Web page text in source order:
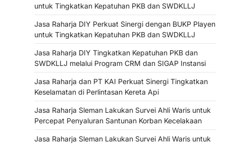
untuk Tingkatkan Kepatuhan PKB dan SWDKLLJ
Jasa Raharja DIY Perkuat Sinergi dengan BUKP Playen
untuk Tingkatkan Kepatuhan PKB dan SWDKLLJ
Jasa Raharja DIY Tingkatkan Kepatuhan PKB dan
SWDKLLJ melalui Program CRM dan SIGAP Instansi
Jasa Raharja dan PT KAI Perkuat Sinergi Tingkatkan
Keselamatan di Perlintasan Kereta Api
Jasa Raharja Sleman Lakukan Survei Ahli Waris untuk
Percepat Penyaluran Santunan Korban Kecelakaan
Jasa Raharja Sleman Lakukan Survei Ahli Waris untuk